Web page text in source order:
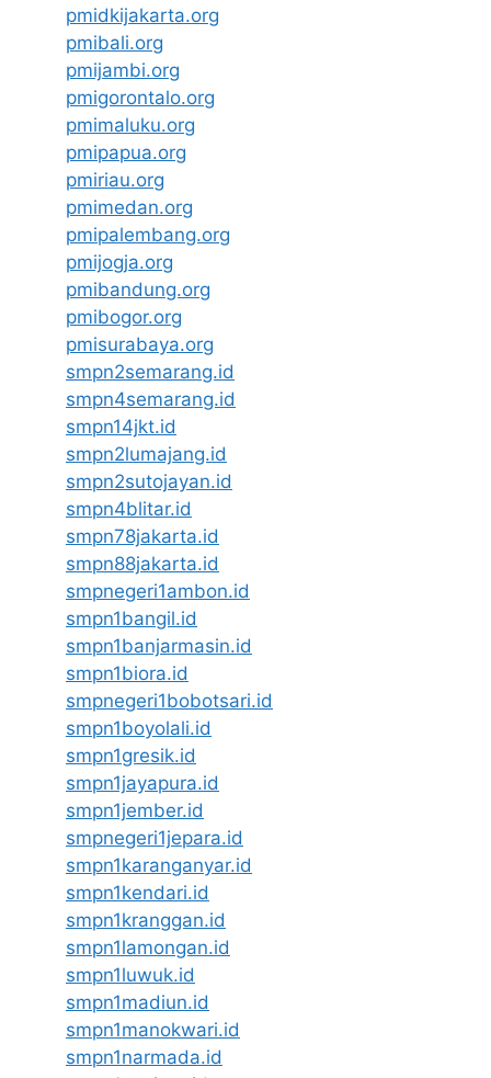
pmidkijakarta.org
pmibali.org
pmijambi.org
pmigorontalo.org
pmimaluku.org
pmipapua.org
pmiriau.org
pmimedan.org
pmipalembang.org
pmijogja.org
pmibandung.org
pmibogor.org
pmisurabaya.org
smpn2semarang.id
smpn4semarang.id
smpn14jkt.id
smpn2lumajang.id
smpn2sutojayan.id
smpn4blitar.id
smpn78jakarta.id
smpn88jakarta.id
smpnegeri1ambon.id
smpn1bangil.id
smpn1banjarmasin.id
smpn1biora.id
smpnegeri1bobotsari.id
smpn1boyolali.id
smpn1gresik.id
smpn1jayapura.id
smpn1jember.id
smpnegeri1jepara.id
smpn1karanganyar.id
smpn1kendari.id
smpn1kranggan.id
smpn1lamongan.id
smpn1luwuk.id
smpn1madiun.id
smpn1manokwari.id
smpn1narmada.id